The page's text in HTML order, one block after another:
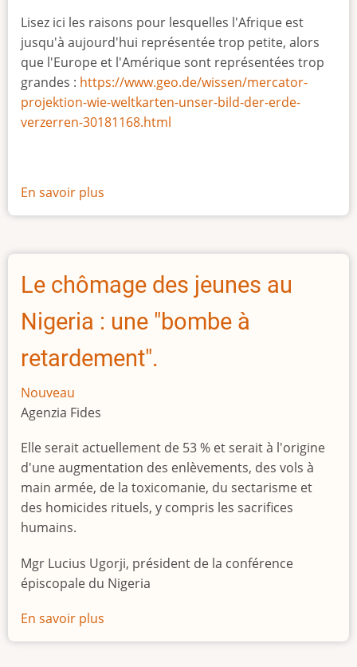
Lisez ici les raisons pour lesquelles l'Afrique est
jusqu'à aujourd'hui représentée trop petite, alors
que l'Europe et l'Amérique sont représentées trop
grandes : https://www.geo.de/wissen/mercator-
projektion-wie-weltkarten-unser-bild-der-erde-
verzerren-30181168.html
En savoir plus
La
taille
l'Afrique
Le chômage des jeunes au
Nigeria : une "bombe à
retardement".
Nouveau
Agenzia Fides
Elle serait actuellement de 53 % et serait à l'origine
d'une augmentation des enlèvements, des vols à
main armée, de la toxicomanie, du sectarisme et
des homicides rituels, y compris les sacrifices
humains.
Mgr Lucius Ugorji, président de la conférence
épiscopale du Nigeria
En savoir plus
Le